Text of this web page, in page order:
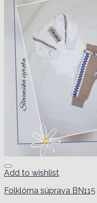
Add to wishlist
Folklórna súprava BN115